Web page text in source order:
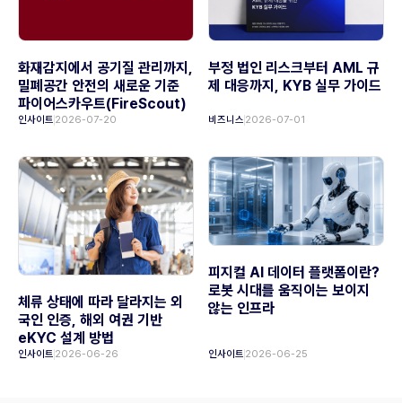
화재감지에서 공기질 관리까지,
밀폐공간 안전의 새로운 기준
파이어스카우트(FireScout)
인사이트 2026-07-20
부정 법인 리스크부터 AML 규
제 대응까지, KYB 실무 가이드
비즈니스 2026-07-01
체류 상태에 따라 달라지는 외
국인 인증, 해외 여권 기반
eKYC 설계 방법
인사이트 2026-06-26
피지컬 AI 데이터 플랫폼이란?
로봇 시대를 움직이는 보이지
않는 인프라
인사이트 2026-06-25